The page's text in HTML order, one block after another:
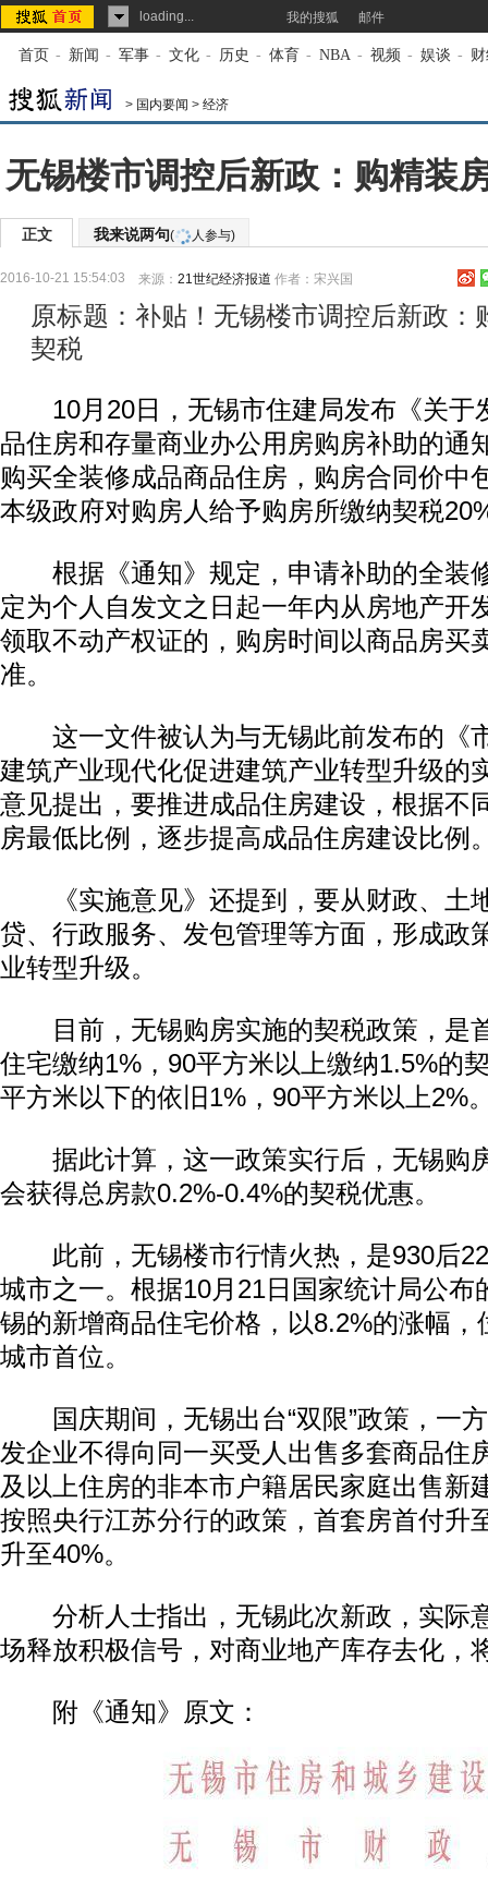
loading... 我的搜狐 邮件
首页 - 新闻 - 军事 - 文化 - 历史 - 体育 - NBA - 视频 - 娱谈 -
> 国内要闻 > 经济
无锡楼市调控后新政：购精装
正文 我来说两句( 人参与)
2016-10-21 15:54:03 来源： 21世纪经济报道 作者：宋兴国
原标题：补贴！无锡楼市调控后新政：
契税
10月20日，无锡市住建局发布《关于
品住房和存量商业办公用房购房补助的通
购买全装修成品商品住房，购房合同价中
本级政府对购房人给予购房所缴纳契税
根据《通知》规定，申请补助的全装
定为个人自发文之日起一年内从房地产开
领取不动产权证的，购房时间以商品房买
准。
这一文件被认为与无锡此前发布的《
建筑产业现代化促进建筑产业转型升级的
意见提出，要推进成品住房建设，根据不
房最低比例，逐步提高成品住房建设比例
《实施意见》还提到，要从财政、土
贷、行政服务、发包管理等方面，形成政
业转型升级。
目前，无锡购房实施的契税政策，是
住宅缴纳1%，90平方米以上缴纳1.5%的
平方米以下的依旧1%，90平方米以上2%
据此计算，这一政策实行后，无锡购
会获得总房款0.2%-0.4%的契税优惠。
此前，无锡楼市行情火热，是930后22
城市之一。根据10月21日国家统计局公布
锡的新增商品住宅价格，以8.2%的涨幅，
城市首位。
国庆期间，无锡出台“双限”政策，一
发企业不得向同一买受人出售多套商品住
及以上住房的非本市户籍居民家庭出售新
按照央行江苏分行的政策，首套房首付升
升至40%。
分析人士指出，无锡此次新政，实际
场释放积极信号，对商业地产库存去化，
附《通知》原文：